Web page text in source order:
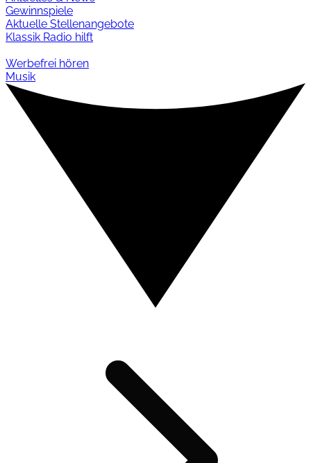
Gewinnspiele
Aktuelle Stellenangebote
Klassik Radio hilft
Werbefrei hören
Musik